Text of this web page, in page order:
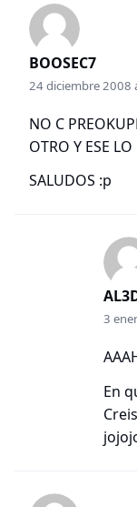
BOOSEC7
24 diciembre 2008
NO C
OTRO Y ESE LO
SALUDOS :p
3
En